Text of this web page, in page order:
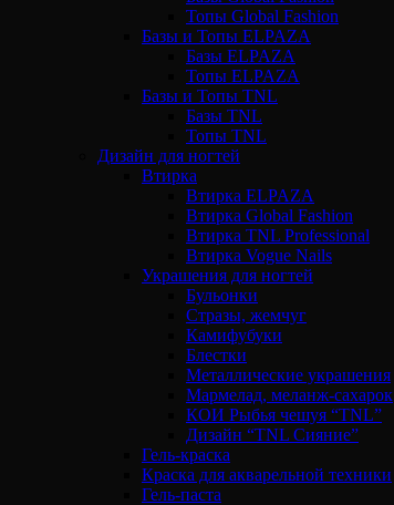
Топы Global Fashion
Базы и Топы ELPAZA
Базы ELPAZA
Топы ELPAZA
Базы и Топы TNL
Базы TNL
Топы TNL
Дизайн для ногтей
Втирка
Втирка ELPAZA
Втирка Global Fashion
Втирка TNL Professional
Втирка Vogue Nails
Украшения для ногтей
Бульонки
Стразы, жемчуг
Камифубуки
Блестки
Металлические украшения
Мармелад, меланж-сахарок
КОИ Рыбья чешуя “TNL”
Дизайн “TNL Сияние”
Гель-краска
Краска для акварельной техники
Гель-паста